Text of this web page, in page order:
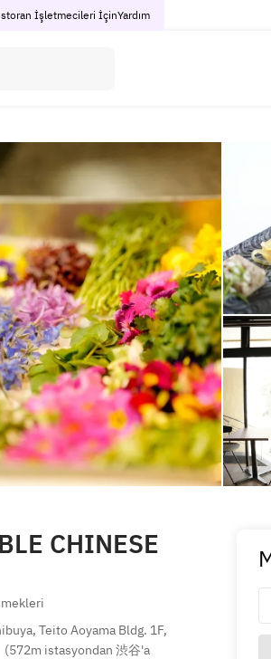
İşletmecileri İçinYardım
CHINESE
Teito Aoyama Bldg. 1F,
(572m istasyondan 渋谷'a